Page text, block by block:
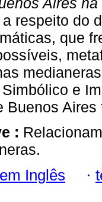
respeito do
que
e
Buenos
:
Inglês ·